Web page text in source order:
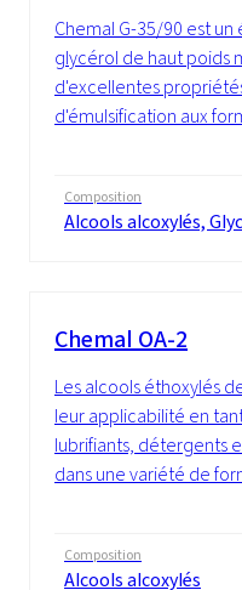
Chemal G-35/90 est
glycérol de haut poids
d'excellentes
d'émulsification aux
Composition
Alcools alcoxylés,
Chemal OA-2
Les alcools éthoxylés
leur applicabilité en
lubrifiants, détergents
dans une variété de
Composition
Alcools alcoxylés